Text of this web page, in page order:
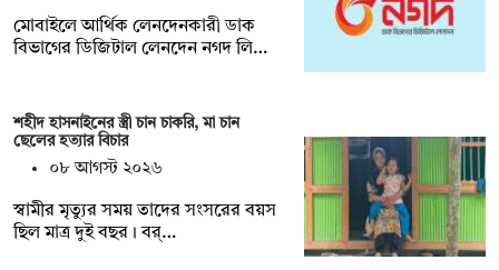
মোবাইলে আর্থিক লেনদেনকারী ডাক
বিভাগের ডিজিটাল লেনদেন নগদ লি…
শহীদ হাসনাইনের স্ত্রী চান চাকরি, মা চান
ছেলের হত্যার বিচার
০৮ আগস্ট ২০২৬
স্বামীর মৃত্যুর সময় তাদের সংসরের বয়স
ছিল মাত্র দুই বছর। বর্…